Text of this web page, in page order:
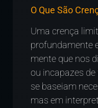
O Que São
Uma crença
profundamente
mente que nos
ou incapazes
se baseiam
mas em